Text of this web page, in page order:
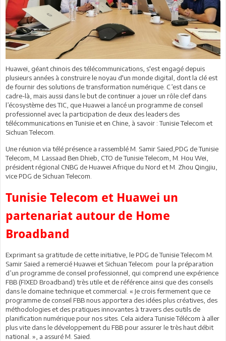
Huawei, géant chinois des télécommunications, s'est engagé depuis
plusieurs années à construire le noyau d'un monde digital, dont la clé est
de fournir des solutions de transformation numérique. C’est dans ce
cadre-là, mais aussi dans le but de continuer a jouer un rôle clef dans
l’écosystème des TIC, que Huawei a lancé un programme de conseil
professionnel avec la participation de deux des leaders des
télécommunications en Tunisie et en Chine, à savoir : Tunisie Telecom et
Sichuan Telecom.
Une réunion via télé présence a rassemblé M. Samir Saied,PDG de Tunisie
Telecom, M. Lassaad Ben Dhieb, CTO de Tunisie Telecom, M. Hou Wei,
président régional CNBG de Huawei Afrique du Nord et M. Zhou Qingjiu,
vice PDG de Sichuan Telecom.
Tunisie Telecom et Huawei un
partenariat autour de Home
Broadband
Exprimant sa gratitude de cette initiative, le PDG de Tunisie Telecom M.
Samir Saied a remercié Huawei et Sichuan Telecom pour la préparation
d’un programme de conseil professionnel, qui comprend une expérience
FBB (FIXED Broadband) très utile et de référence ainsi que des conseils
dans le domaine technique et commercial. « Je crois fermement que ce
programme de conseil FBB nous apportera des idées plus créatives, des
méthodologies et des pratiques innovantes à travers des outils de
planification numérique pour nos sites. Cela aidera Tunisie Télécom à aller
plus vite dans le développement du FBB pour assurer le très haut débit
national. », a assuré M. Saied.